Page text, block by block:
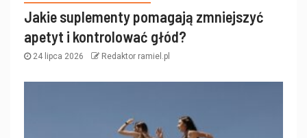
Jakie suplementy pomagają zmniejszyć
apetyt i kontrolować głód?
24 lipca 2026 Redaktor ramiel.pl